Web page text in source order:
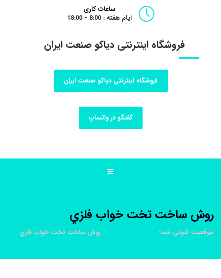
ساعات کاری
ایام هفته : 8:00 - 18:00
فروشگاه اینترنتی دیاکو صنعت ایران
فروشگاه اینترنتی دیاکو صنعت ایران
گفتگو در واتساپ
روش ساخت تخت خواب فلزي
موقعیت کنونی شما: روش ساخت تخت خواب فلزي